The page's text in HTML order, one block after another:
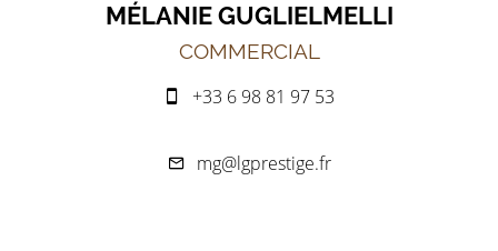
MÉLANIE GUGLIELMELLI
COMMERCIAL
+33 6 98 81 97 53
mg@lgprestige.fr